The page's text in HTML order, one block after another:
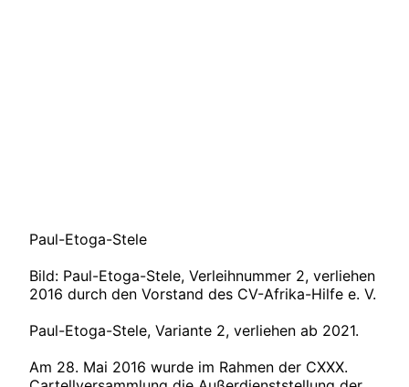
Paul-Etoga-Stele
Bild: Paul-Etoga-Stele, Verleihnummer 2, verliehen
2016 durch den Vorstand des CV-Afrika-Hilfe e. V.
Paul-Etoga-Stele, Variante 2, verliehen ab 2021.
Am 28. Mai 2016 wurde im Rahmen der CXXX.